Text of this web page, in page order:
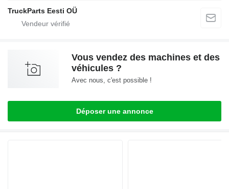
TruckParts Eesti OÜ
Vous vendez des machines et des
véhicules ?
Avec nous, c'est possible !
Déposer une annonce